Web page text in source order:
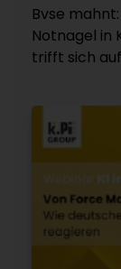
Bvse
Notnagel in
trifft sich